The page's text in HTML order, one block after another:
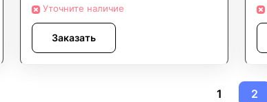
Уточните наличие
Заказать
1 2